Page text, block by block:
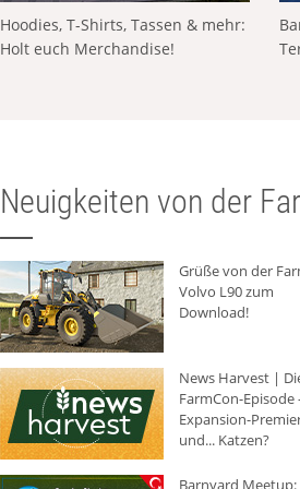
Hoodies, T-Shirts, Tassen & mehr:
Holt euch Merchandise!
Neuigkeiten von der
Grüße von der
Volvo L90 zum
Download!
News Harvest |
FarmCon-Episode
Expansion-
und... Katzen?